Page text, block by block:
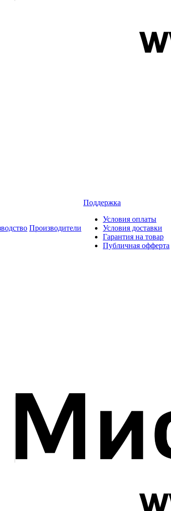
Производители
Поддержка
Условия оплаты
Условия доставки
Гарантия на товар
Публичная офферта